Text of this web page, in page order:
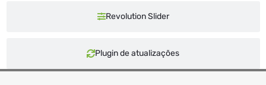
Revolution Slider
Plugin de atualizações